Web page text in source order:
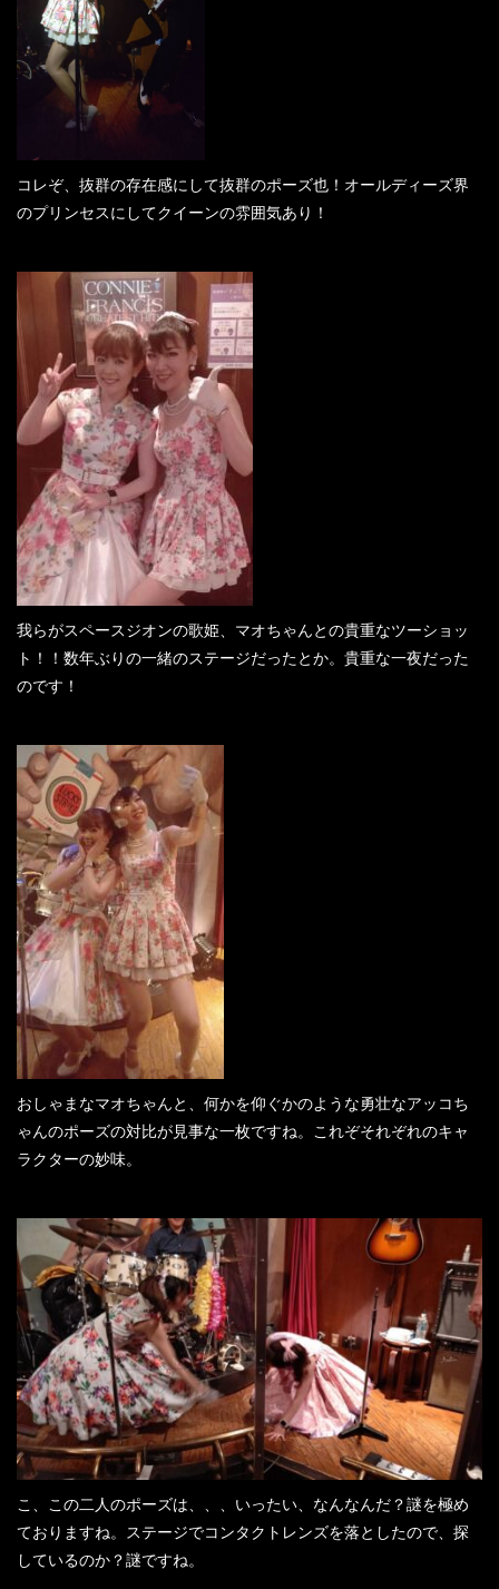
コレぞ、抜群の存在感にして抜群のポーズ也！オールディーズ界
のプリンセスにしてクイーンの雰囲気あり！
我らがスペースジオンの歌姫、マオちゃんとの貴重なツーショッ
ト！！数年ぶりの一緒のステージだったとか。貴重な一夜だった
のです！
おしゃまなマオちゃんと、何かを仰ぐかのような勇壮なアッコち
ゃんのポーズの対比が見事な一枚ですね。これぞそれぞれのキャ
ラクターの妙味。
こ、この二人のポーズは、、、いったい、なんなんだ？謎を極め
ておりますね。ステージでコンタクトレンズを落としたので、探
しているのか？謎ですね。